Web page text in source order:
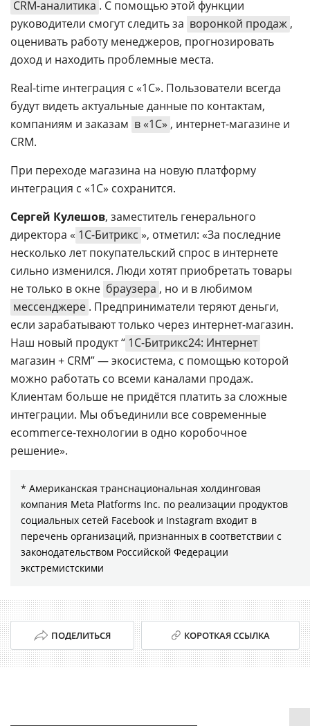
CRM-аналитика . С помощью этой функции
руководители смогут следить за воронкой продаж ,
оценивать работу менеджеров, прогнозировать
доход и находить проблемные места.
Real-time интеграция с «1С». Пользователи всегда
будут видеть актуальные данные по контактам,
компаниям и заказам в «1С» , интернет-магазине и
CRM.
При переходе магазина на новую платформу
интеграция с «1С» сохранится.
Сергей Кулешов, заместитель генерального
директора « 1С-Битрикс », отметил: «За последние
несколько лет покупательский спрос в интернете
сильно изменился. Люди хотят приобретать товары
не только в окне браузера , но и в любимом
мессенджере . Предприниматели теряют деньги,
если зарабатывают только через интернет-магазин.
Наш новый продукт “ 1С-Битрикс24: Интернет
магазин + CRM” — экосистема, с помощью которой
можно работать со всеми каналами продаж.
Клиентам больше не придётся платить за сложные
интеграции. Мы объединили все современные
ecommerce-технологии в одно коробочное
решение».
* Американская транснациональная холдинговая
компания Meta Platforms Inc. по реализации продуктов
социальных сетей Facebook и Instagram входит в
перечень организаций, признанных в соответствии с
законодательством Российской Федерации
экстремистскими
ПОДЕЛИТЬСЯ КОРОТКАЯ ССЫЛКА